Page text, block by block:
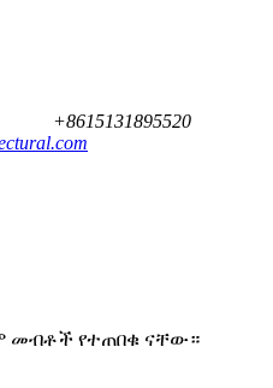
+8615131895520
መብቶች የተጠበቁ ናቸው።